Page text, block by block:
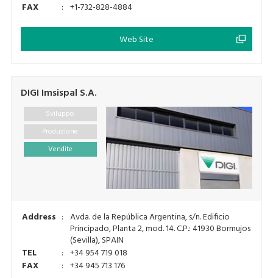
FAX
: +1-732-828-4884
Web Site
DIGI Imsispal S.A.
Sviluppo
Produzione
Vendite
Address : Avda. de la República Argentina, s/n. Edificio
Principado, Planta 2, mod. 14. C.P.: 41930 Bormujos
(Sevilla), SPAIN
TEL
: +34 954 719 018
FAX
: +34 945 713 176